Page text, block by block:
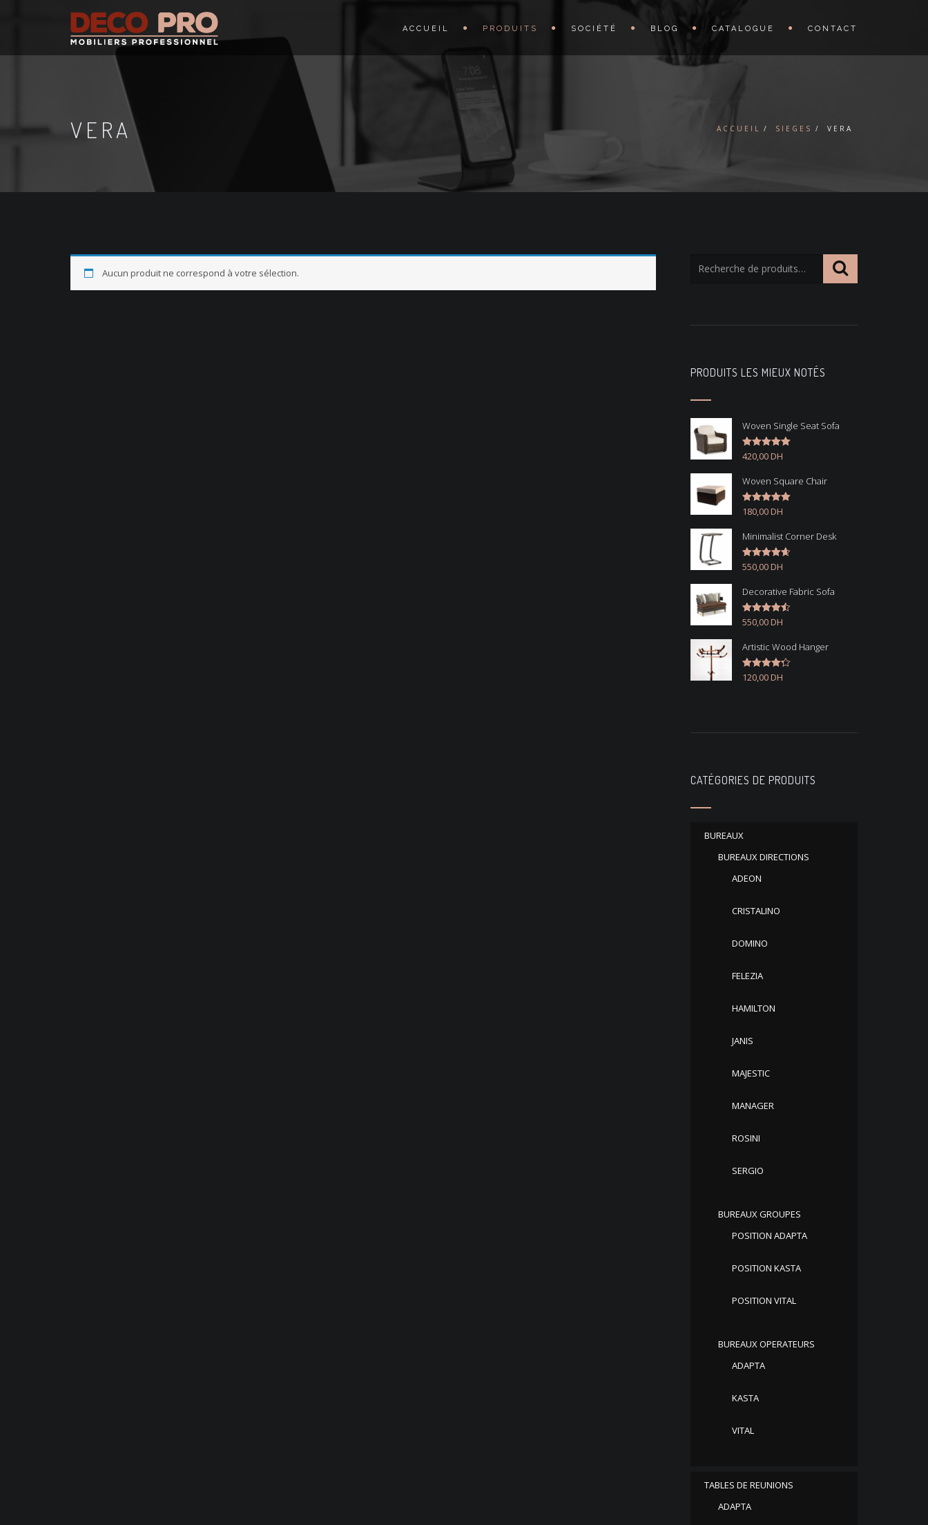
ACCUEIL PRODUITS SOCIÉTÉ BLOG CATALOGUE CONTACT
VERA ACCUEIL SIEGES VERA
Aucun produit ne correspond à votre sélection.
PRODUITS LES MIEUX NOTÉS
Woven Single Seat Sofa
Note5.00
sur 5
420,00DH
Woven Square Chair
Note5.00
sur 5
180,00DH
Minimalist Corner Desk
Note4.67
sur 5
550,00DH
Decorative Fabric Sofa
Note4.50
sur 5
550,00DH
Artistic Wood Hanger
Note4.33
sur 5
120,00DH
CATÉGORIES DE PRODUITS
BUREAUX
BUREAUX DIRECTIONS
ADEON
CRISTALINO
DOMINO
FELEZIA
HAMILTON
JANIS
MAJESTIC
MANAGER
ROSINI
SERGIO
BUREAUX GROUPES
POSITION ADAPTA
POSITION KASTA
POSITION VITAL
BUREAUX OPERATEURS
ADAPTA
KASTA
VITAL
TABLES DE REUNIONS
ADAPTA